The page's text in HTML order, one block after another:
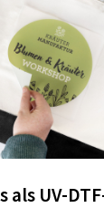
als UV-